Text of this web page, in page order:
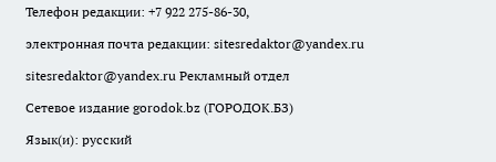
Телефон редакции: +7 922 275-86-30,
электронная почта редакции: sitesredaktor@yandex.ru
sitesredaktor@yandex.ru Рекламный отдел
Сетевое издание gorodok.bz (ГОРОДОК.БЗ)
Язык(и): русский